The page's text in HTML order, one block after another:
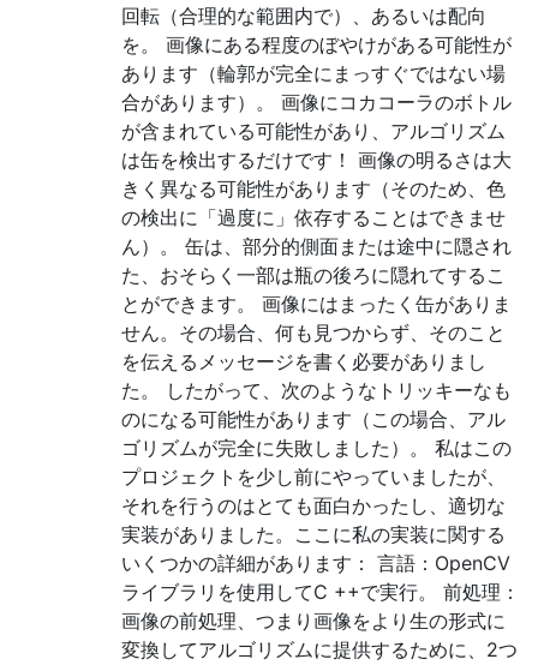
回転（合理的な範囲内で）、あるいは配向
を。 画像にある程度のぼやけがある可能性が
あります（輪郭が完全にまっすぐではない場
合があります）。 画像にコカコーラのボトル
が含まれている可能性があり、アルゴリズム
は缶を検出するだけです！ 画像の明るさは大
きく異なる可能性があります（そのため、色
の検出に「過度に」依存することはできませ
ん）。 缶は、部分的側面または途中に隠され
た、おそらく一部は瓶の後ろに隠れてするこ
とができます。 画像にはまったく缶がありま
せん。その場合、何も見つからず、そのこと
を伝えるメッセージを書く必要がありまし
た。 したがって、次のようなトリッキーなも
のになる可能性があります（この場合、アル
ゴリズムが完全に失敗しました）。 私はこの
プロジェクトを少し前にやっていましたが、
それを行うのはとても面白かったし、適切な
実装がありました。ここに私の実装に関する
いくつかの詳細があります： 言語：OpenCV
ライブラリを使用してC ++で実行。 前処理：
画像の前処理、つまり画像をより生の形式に
変換してアルゴリズムに提供するために、2つ